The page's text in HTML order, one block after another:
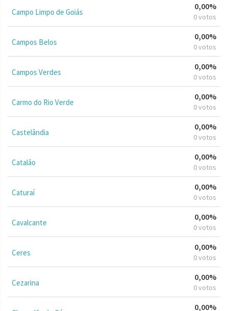
Campo Limpo de Goiás
0,00%
0 votos
Campos Belos
0,00%
0 votos
Campos Verdes
0,00%
0 votos
Carmo do Rio Verde
0,00%
0 votos
Castelândia
0,00%
0 votos
Catalão
0,00%
0 votos
Caturaí
0,00%
0 votos
Cavalcante
0,00%
0 votos
Ceres
0,00%
0 votos
Cezarina
0,00%
0 votos
0,00%